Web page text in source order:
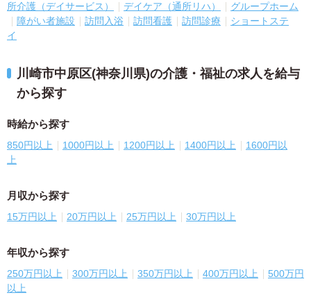
所介護（デイサービス）
デイケア（通所リハ）
グループホーム
障がい者施設
訪問入浴 訪問看護 訪問診療
ショートステ
イ
川崎市中原区(神奈川県)の介護・福祉の求人を給与
から探す
時給から探す
850円以上 1000円以上 1200円以上 1400円以上
1600円以
上
月収から探す
15万円以上 20万円以上 25万円以上 30万円以上
年収から探す
250万円以上 300万円以上 350万円以上 400万円以上
500万円
以上